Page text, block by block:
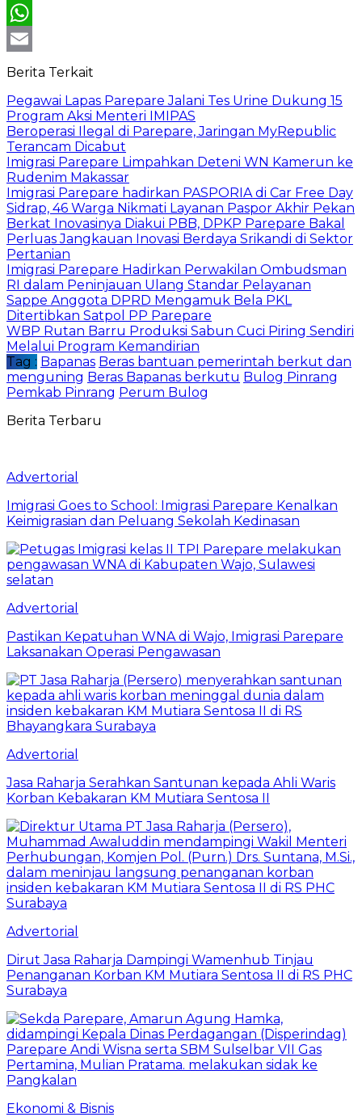
X
WhatsApp
Email
Berita Terkait
Pegawai Lapas Parepare Jalani Tes Urine Dukung 15
Program Aksi Menteri IMIPAS
Beroperasi Ilegal di Parepare, Jaringan MyRepublic
Terancam Dicabut
Imigrasi Parepare Limpahkan Deteni WN Kamerun ke
Rudenim Makassar
Imigrasi Parepare hadirkan PASPORIA di Car Free Day
Sidrap, 46 Warga Nikmati Layanan Paspor Akhir Pekan
Berkat Inovasinya Diakui PBB, DPKP Parepare Bakal
Perluas Jangkauan Inovasi Berdaya Srikandi di Sektor
Pertanian
Imigrasi Parepare Hadirkan Perwakilan Ombudsman
RI dalam Peninjauan Ulang Standar Pelayanan
Sappe Anggota DPRD Mengamuk Bela PKL
Ditertibkan Satpol PP Parepare
WBP Rutan Barru Produksi Sabun Cuci Piring Sendiri
Melalui Program Kemandirian
Tag : Bapanas Beras bantuan pemerintah berkut dan
menguning Beras Bapanas berkutu Bulog Pinrang
Pemkab Pinrang Perum Bulog
Berita Terbaru
Advertorial
Imigrasi Goes to School: Imigrasi Parepare Kenalkan
Keimigrasian dan Peluang Sekolah Kedinasan
Advertorial
Pastikan Kepatuhan WNA di Wajo, Imigrasi Parepare
Laksanakan Operasi Pengawasan
Advertorial
Jasa Raharja Serahkan Santunan kepada Ahli Waris
Korban Kebakaran KM Mutiara Sentosa II
Advertorial
Dirut Jasa Raharja Dampingi Wamenhub Tinjau
Penanganan Korban KM Mutiara Sentosa II di RS PHC
Surabaya
Ekonomi & Bisnis